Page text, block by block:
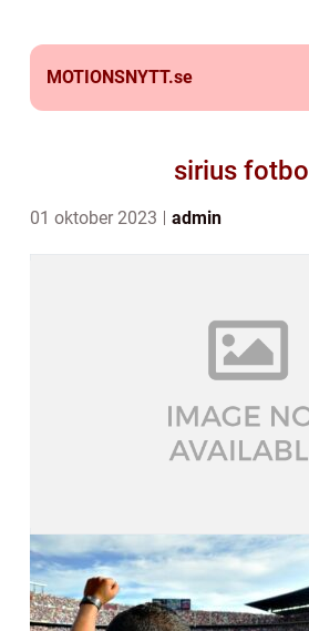
MOTIONSNYTT.se
sirius fotboll
01 oktober 2023 admin